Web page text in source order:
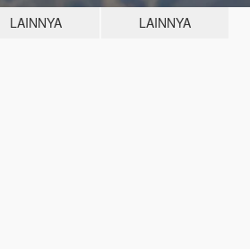
LAINNYA LAINNYA